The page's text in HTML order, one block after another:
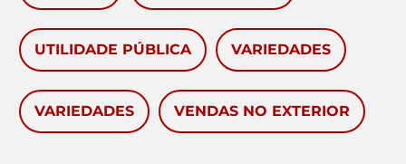
UTILIDADE PÚBLICA VARIEDADES
VARIEDADES VENDAS NO EXTERIOR